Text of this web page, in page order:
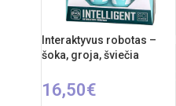
Interaktyvus robotas –
šoka, groja, šviečia
16,50€